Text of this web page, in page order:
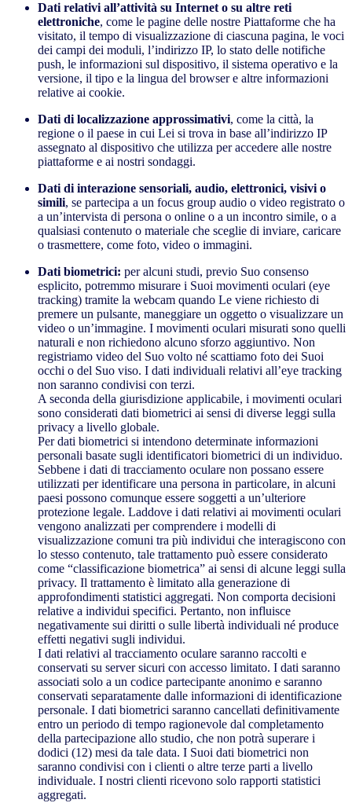
Dati relativi all’attività su Internet o su altre reti
elettroniche, come le pagine delle nostre Piattaforme che ha
visitato, il tempo di visualizzazione di ciascuna pagina, le voci
dei campi dei moduli, l’indirizzo IP, lo stato delle notifiche
push, le informazioni sul dispositivo, il sistema operativo e la
versione, il tipo e la lingua del browser e altre informazioni
relative ai cookie.
Dati di localizzazione approssimativi, come la città, la
regione o il paese in cui Lei si trova in base all’indirizzo IP
assegnato al dispositivo che utilizza per accedere alle nostre
piattaforme e ai nostri sondaggi.
Dati di interazione sensoriali, audio, elettronici, visivi o
simili, se partecipa a un focus group audio o video registrato o
a un’intervista di persona o online o a un incontro simile, o a
qualsiasi contenuto o materiale che sceglie di inviare, caricare
o trasmettere, come foto, video o immagini.
Dati biometrici: per alcuni studi, previo Suo consenso
esplicito, potremmo misurare i Suoi movimenti oculari (eye
tracking) tramite la webcam quando Le viene richiesto di
premere un pulsante, maneggiare un oggetto o visualizzare un
video o un’immagine. I movimenti oculari misurati sono quelli
naturali e non richiedono alcuno sforzo aggiuntivo. Non
registriamo video del Suo volto né scattiamo foto dei Suoi
occhi o del Suo viso. I dati individuali relativi all’eye tracking
non saranno condivisi con terzi.
A seconda della giurisdizione applicabile, i movimenti oculari
sono considerati dati biometrici ai sensi di diverse leggi sulla
privacy a livello globale.
Per dati biometrici si intendono determinate informazioni
personali basate sugli identificatori biometrici di un individuo.
Sebbene i dati di tracciamento oculare non possano essere
utilizzati per identificare una persona in particolare, in alcuni
paesi possono comunque essere soggetti a un’ulteriore
protezione legale. Laddove i dati relativi ai movimenti oculari
vengono analizzati per comprendere i modelli di
visualizzazione comuni tra più individui che interagiscono con
lo stesso contenuto, tale trattamento può essere considerato
come “classificazione biometrica” ai sensi di alcune leggi sulla
privacy. Il trattamento è limitato alla generazione di
approfondimenti statistici aggregati. Non comporta decisioni
relative a individui specifici. Pertanto, non influisce
negativamente sui diritti o sulle libertà individuali né produce
effetti negativi sugli individui.
I dati relativi al tracciamento oculare saranno raccolti e
conservati su server sicuri con accesso limitato. I dati saranno
associati solo a un codice partecipante anonimo e saranno
conservati separatamente dalle informazioni di identificazione
personale. I dati biometrici saranno cancellati definitivamente
entro un periodo di tempo ragionevole dal completamento
della partecipazione allo studio, che non potrà superare i
dodici (12) mesi da tale data. I Suoi dati biometrici non
saranno condivisi con i clienti o altre terze parti a livello
individuale. I nostri clienti ricevono solo rapporti statistici
aggregati.